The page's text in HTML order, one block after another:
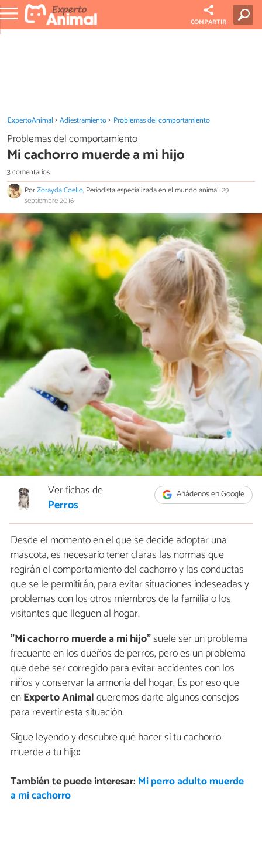
COMPARTIR
ExpertoAnimal Adiestramiento Problemas del comportamiento
Problemas del comportamiento
Mi cachorro muerde a mi hijo
3 comentarios
PorZorayda Coello, Periodista especializada en el mundo animal.29
septiembre 2016
Añádenos en Google
Ver fichas de
Perros
Desde el momento en el que se decide adoptar una
mascota, es necesario tener claras las normas que
regirán el comportamiento del cachorro y las conductas
que se le permitirán, para evitar situaciones indeseadas y
problemas con los otros miembros de la familia o los
visitantes que lleguen al hogar.
"Mi cachorro muerde a mi hijo"suele ser un problema
frecuente en los dueños de perros, pero es un problema
que debe ser corregido para evitar accidentes con los
niños y conservar la armonía del hogar. Es por eso que
enExperto Animalqueremos darte algunos consejos
para revertir esta situación.
Sigue leyendo y descubre qué hacer si tu cachorro
muerde a tu hijo:
También te puede interesar: Mi perro adulto muerde
a mi cachorro